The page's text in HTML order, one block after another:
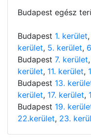
Budapest egész
Budapest 1. kerület,
kerület, 5. kerület,
Budapest 7. kerület,
kerület, 11. kerület,
Budapest 13.
kerület, 17. kerület,
Budapest 19.
22.kerület, 23.